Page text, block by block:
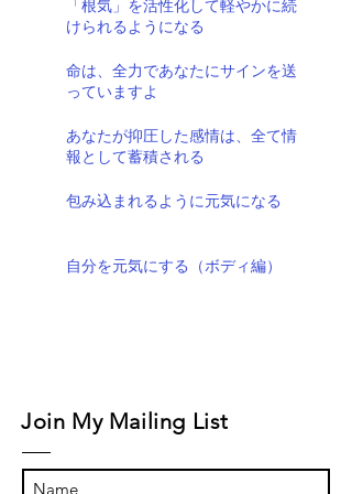
「根気」を活性化して軽やかに続
けられるようになる
命は、全力であなたにサインを送
っていますよ
あなたが抑圧した感情は、全て情
報として蓄積される
包み込まれるように元気になる
自分を元気にする（ボディ編）
Join My Mailing List